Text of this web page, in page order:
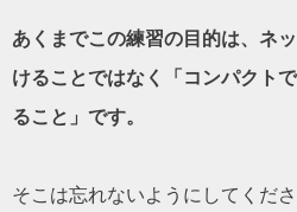
あくまでこの練習の目的は、ネ
けることではなく「コンパクト
ること」です。
そこは忘れないようにしてくださ